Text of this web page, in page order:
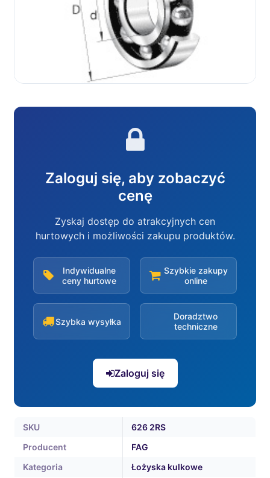
Zaloguj się, aby zobaczyć
cenę
Zyskaj dostęp do atrakcyjnych cen
hurtowych i możliwości zakupu produktów.
Indywidualne
ceny hurtowe
Szybkie zakupy
online
Szybka wysyłka
Doradztwo
techniczne
Zaloguj się
SKU
626 2RS
Producent
FAG
Kategoria
Łożyska kulkowe